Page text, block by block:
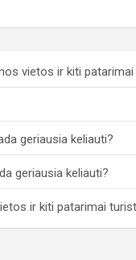
vietos ir kiti patarimai
geriausia keliauti?
geriausia keliauti?
ir kiti patarimai